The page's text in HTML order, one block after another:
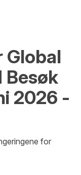
Global
2026 -
for